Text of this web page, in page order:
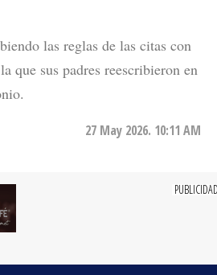
las reglas de las citas con
que sus padres reescribieron en